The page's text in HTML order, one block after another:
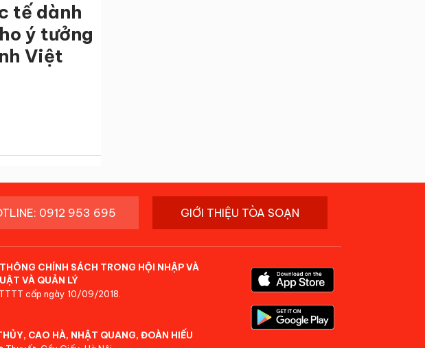
tế dành
ý tưởng
Việt
0912 953 695 GIỚI THIỆU TÒA SOẠN
CHÍNH SÁCH TRONG HỘI NHẬP VÀ
VÀ QUẢN LÝ
cấp ngày 10/09/2018.
CAO HÀ, NHẬT QUANG, ĐOÀN HIẾU